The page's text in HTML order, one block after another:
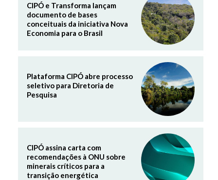
CIPÓ e Transforma lançam
documento de bases
conceituais da iniciativa Nova
Economia para o Brasil
Plataforma CIPÓ abre processo
seletivo para Diretoria de
Pesquisa
CIPÓ assina carta com
recomendações à ONU sobre
minerais críticos para a
transição energética